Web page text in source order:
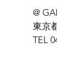
@
東京
TEL